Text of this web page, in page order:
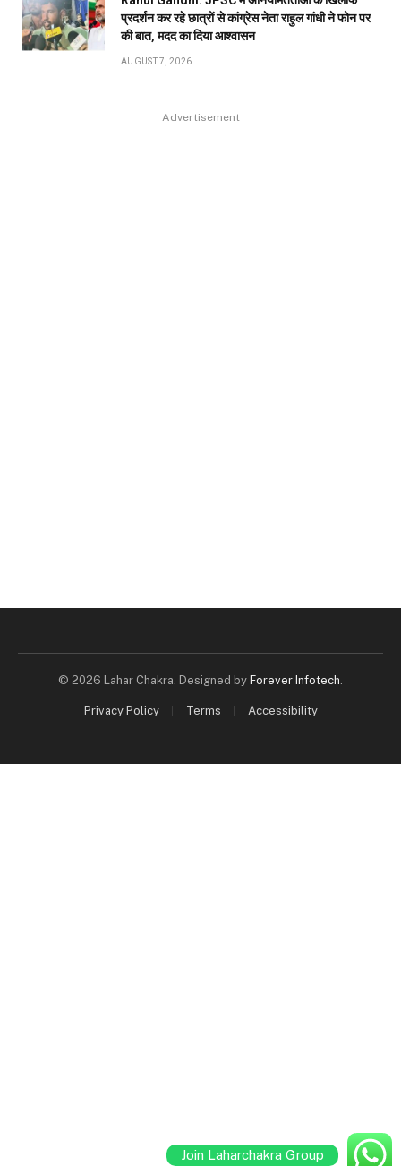
प्रदर्शन कर रहे छात्रों से कांग्रेस नेता राहुल गांधी ने फोन पर
की बात, मदद का दिया आश्वासन
AUGUST 7, 2026
Advertisement
© 2026 Lahar Chakra. Designed by Forever Infotech.
Privacy Policy Terms Accessibility
Join Laharchakra Group